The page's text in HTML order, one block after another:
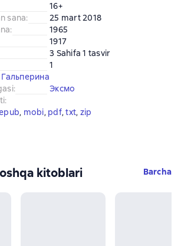
16+
sana:
25 mart 2018
:
1965
1917
3 Sahifa 1 tasvir
1
:
Эксмо
:
, mobi, pdf, txt, zip
kitoblari Barcha